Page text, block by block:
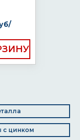
с цинком